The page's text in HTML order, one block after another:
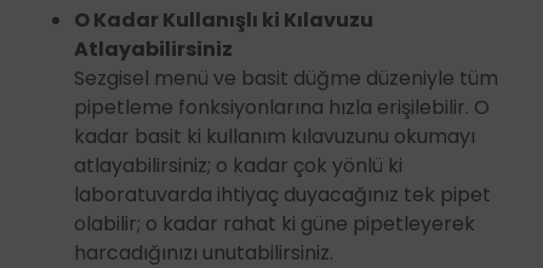
O Kadar Kullanışlı ki Kılavuzu
Atlayabilirsiniz
Sezgisel menü ve basit düğme düzeniyle tüm
pipetleme fonksiyonlarına hızla erişilebilir. O
kadar basit ki kullanım kılavuzunu okumayı
atlayabilirsiniz; o kadar çok yönlü ki
laboratuvarda ihtiyaç duyacağınız tek pipet
olabilir; o kadar rahat ki güne pipetleyerek
harcadığınızı unutabilirsiniz.